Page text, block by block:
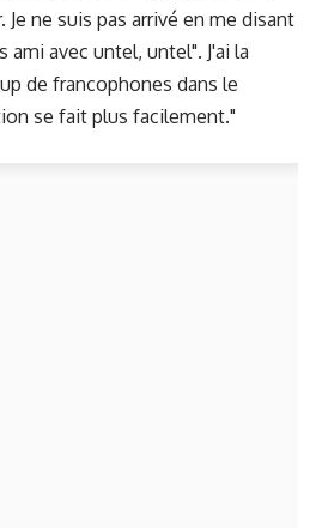
Je ne suis pas arrivé en me disant
ami avec untel, untel". J'ai la
de francophones dans le
se fait plus facilement."